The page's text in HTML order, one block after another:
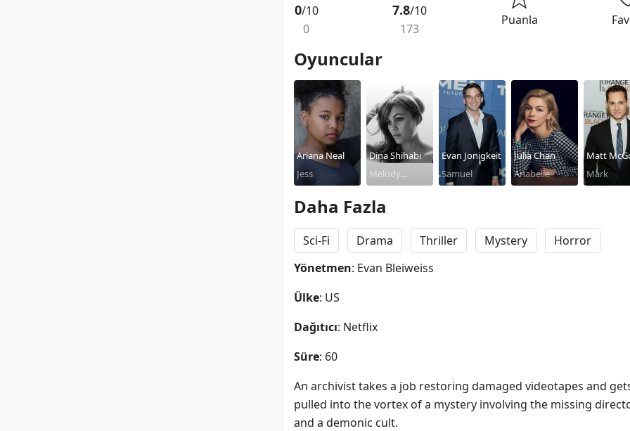
0/10
0
7.8/10
173
Puanla
Oyuncular
Ariana Neal
Jess
Dina Shihabi
Melody
Evan Jonigkeit
Samuel
Julia Chan
Anabelle
Matt
Mark
Daha Fazla
Sci-Fi Drama Thriller Mystery
Horror
Yönetmen: Evan Bleiweiss
Ülke: US
Dağıtıcı: Netflix
Süre: 60
An archivist takes a job restoring damaged videotapes and
pulled into the vortex of a mystery involving the missing
and a demonic cult.